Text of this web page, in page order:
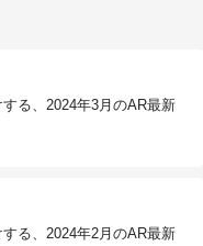
る、2024年3月のAR最新
る、2024年2月のAR最新